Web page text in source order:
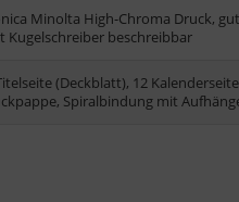
Minolta High-Chroma Druck,
Kugelschreiber beschreibbar
(Deckblatt), 12
Spiralbindung mit